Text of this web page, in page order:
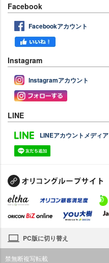
Facebook
Facebookアカウント
Instagram
Instagramアカウント
LINE
LINEアカウントメディア
PC版に切り替え
禁無断複写転載